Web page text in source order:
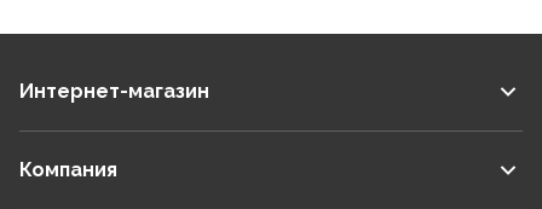
Интернет-магазин
Компания